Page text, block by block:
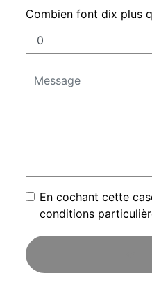
Combien font dix plus
En cochant cette
conditions